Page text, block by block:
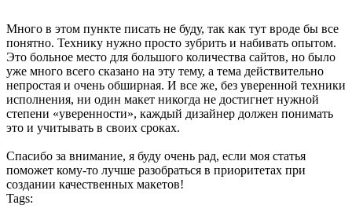
Много в этом пункте писать не буду, так как тут вроде бы все
понятно. Технику нужно просто зубрить и набивать опытом.
Это больное место для большого количества сайтов, но было
уже много всего сказано на эту тему, а тема действительно
непростая и очень обширная. И все же, без уверенной техники
исполнения, ни один макет никогда не достигнет нужной
степени «уверенности», каждый дизайнер должен понимать
это и учитывать в своих сроках.
Спасибо за внимание, я буду очень рад, если моя статья
поможет кому-то лучше разобраться в приоритетах при
создании качественных макетов!
Tags: